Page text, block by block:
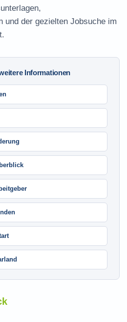
und der gezielten Jobsuche im
Informationen